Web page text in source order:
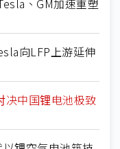
、GM加速重塑
向LFP上游延伸
中国锂电池极致